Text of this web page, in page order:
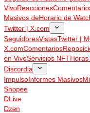
VivoReacciones
Masivos deHorario de
Twitter | X.com
SeguidoresVistasTwitter |
X.comComentarios
en VivoServicios NFT
Discordia
ImpulsoInformes Masivos
Shopee
DLive
Dzen